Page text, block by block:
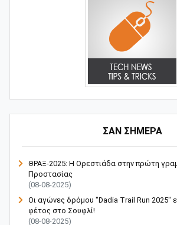
ΣΑΝ ΣΗΜΕΡΑ
ΘΡΑΞ-2025: Η Ορεστιάδα στην πρώτη
Προστασίας
(08-08-2025)
Οι αγώνες δρόμου "Dadia Trail Run 2025"
φέτος στο Σουφλί!
(08-08-2025)